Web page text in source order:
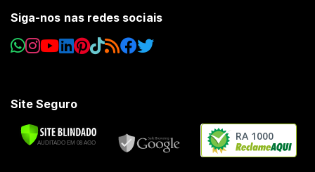
Siga-nos nas redes sociais
Site Seguro
RA 1000